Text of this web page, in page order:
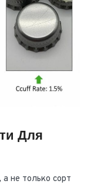
Для
не только сорт